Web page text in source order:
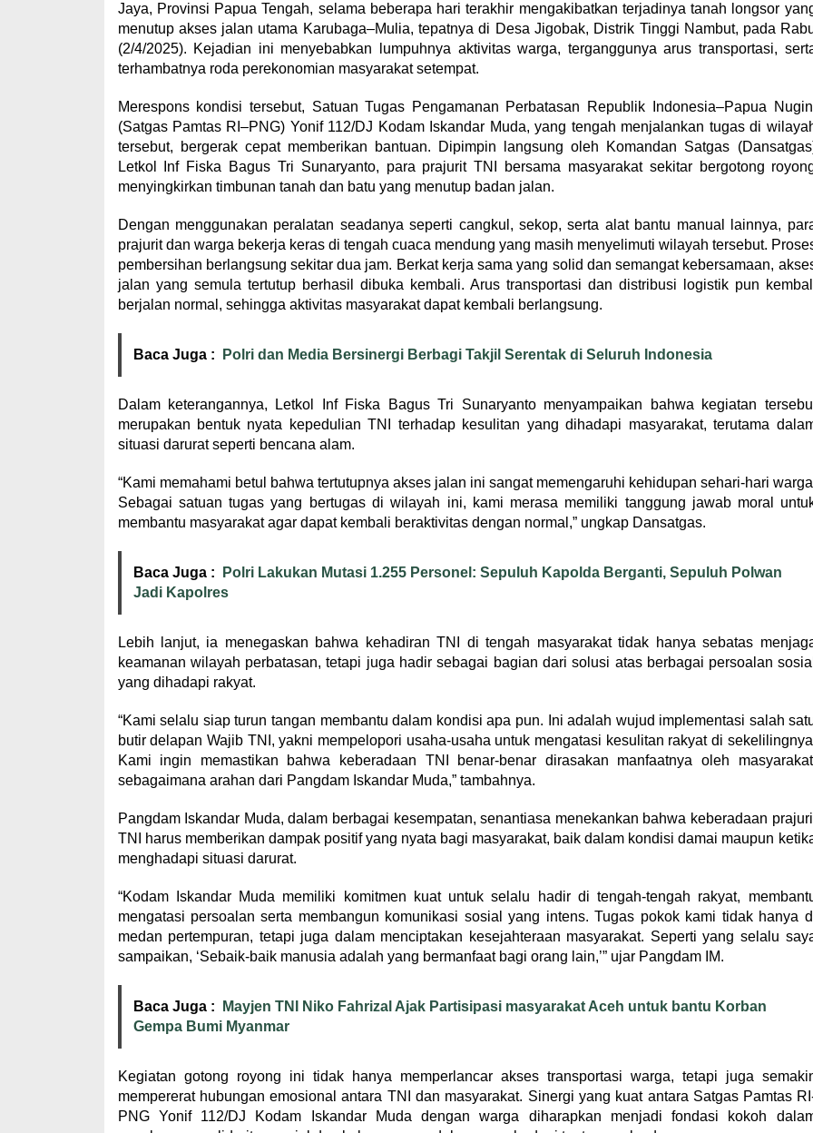
Jaya, Provinsi Papua Tengah, selama beberapa hari terakhir mengakibatkan terjadinya tanah longsor
menutup akses jalan utama Karubaga–Mulia, tepatnya di Desa Jigobak, Distrik Tinggi Nambut, pada
(2/4/2025). Kejadian ini menyebabkan lumpuhnya aktivitas warga, terganggunya arus transportasi,
terhambatnya roda perekonomian masyarakat setempat.
Merespons kondisi tersebut, Satuan Tugas Pengamanan Perbatasan Republik Indonesia–Papua
(Satgas Pamtas RI–PNG) Yonif 112/DJ Kodam Iskandar Muda, yang tengah menjalankan tugas di
tersebut, bergerak cepat memberikan bantuan. Dipimpin langsung oleh Komandan Satgas
Letkol Inf Fiska Bagus Tri Sunaryanto, para prajurit TNI bersama masyarakat sekitar bergotong
menyingkirkan timbunan tanah dan batu yang menutup badan jalan.
Dengan menggunakan peralatan seadanya seperti cangkul, sekop, serta alat bantu manual lainnya,
prajurit dan warga bekerja keras di tengah cuaca mendung yang masih menyelimuti wilayah tersebut.
pembersihan berlangsung sekitar dua jam. Berkat kerja sama yang solid dan semangat kebersamaan,
jalan yang semula tertutup berhasil dibuka kembali. Arus transportasi dan distribusi logistik pun
berjalan normal, sehingga aktivitas masyarakat dapat kembali berlangsung.
Baca Juga : Polri dan Media Bersinergi Berbagi Takjil Serentak di Seluruh Indonesia
Dalam keterangannya, Letkol Inf Fiska Bagus Tri Sunaryanto menyampaikan bahwa kegiatan
merupakan bentuk nyata kepedulian TNI terhadap kesulitan yang dihadapi masyarakat, terutama
situasi darurat seperti bencana alam.
“Kami memahami betul bahwa tertutupnya akses jalan ini sangat memengaruhi kehidupan sehari-hari
Sebagai satuan tugas yang bertugas di wilayah ini, kami merasa memiliki tanggung jawab moral
membantu masyarakat agar dapat kembali beraktivitas dengan normal,” ungkap Dansatgas.
Baca Juga :
Polri Lakukan Mutasi 1.255 Personel: Sepuluh Kapolda Berganti, Sepuluh Polwan
Jadi Kapolres
Lebih lanjut, ia menegaskan bahwa kehadiran TNI di tengah masyarakat tidak hanya sebatas
keamanan wilayah perbatasan, tetapi juga hadir sebagai bagian dari solusi atas berbagai persoalan sosial
yang dihadapi rakyat.
“Kami selalu siap turun tangan membantu dalam kondisi apa pun. Ini adalah wujud implementasi salah
butir delapan Wajib TNI, yakni mempelopori usaha-usaha untuk mengatasi kesulitan rakyat di
Kami ingin memastikan bahwa keberadaan TNI benar-benar dirasakan manfaatnya oleh
sebagaimana arahan dari Pangdam Iskandar Muda,” tambahnya.
Pangdam Iskandar Muda, dalam berbagai kesempatan, senantiasa menekankan bahwa keberadaan
TNI harus memberikan dampak positif yang nyata bagi masyarakat, baik dalam kondisi damai maupun
menghadapi situasi darurat.
“Kodam Iskandar Muda memiliki komitmen kuat untuk selalu hadir di tengah-tengah rakyat,
mengatasi persoalan serta membangun komunikasi sosial yang intens. Tugas pokok kami tidak hanya
medan pertempuran, tetapi juga dalam menciptakan kesejahteraan masyarakat. Seperti yang selalu
sampaikan, ‘Sebaik-baik manusia adalah yang bermanfaat bagi orang lain,’” ujar Pangdam IM.
Baca Juga :
Mayjen TNI Niko Fahrizal Ajak Partisipasi masyarakat Aceh untuk bantu Korban
Gempa Bumi Myanmar
Kegiatan gotong royong ini tidak hanya memperlancar akses transportasi warga, tetapi juga
mempererat hubungan emosional antara TNI dan masyarakat. Sinergi yang kuat antara Satgas Pamtas
PNG Yonif 112/DJ Kodam Iskandar Muda dengan warga diharapkan menjadi fondasi kokoh